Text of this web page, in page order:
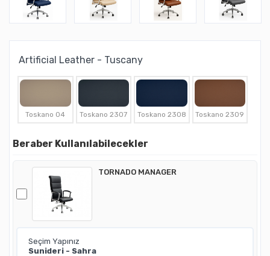
Artificial Leather - Tuscany
Toskano 04 Toskano 2307 Toskano 2308 Toskano 2309
Beraber Kullanılabilecekler
TORNADO MANAGER